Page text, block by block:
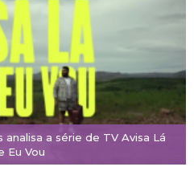
a série de TV Avisa Lá
Eu Vou